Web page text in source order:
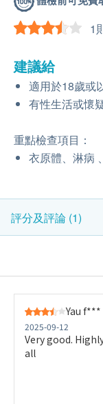
1
建議給
適用於18歲或
有性生活或懷
重點檢查項目：
衣原體、淋病
評分及評論 (1)
Yau f***
2025-09-12
Very good.
all